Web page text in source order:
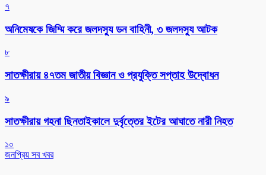
৭
অনিমেষকে জিম্মি করে জলদস্যু ডন বাহিনী, ৩ জলদস্যু আটক
৮
সাতক্ষীরায় ৪৭তম জাতীয় বিজ্ঞান ও প্রযুক্তি সপ্তাহ উদ্বোধন
৯
সাতক্ষীরায় গহনা ছিনতাইকালে দুর্বৃত্তের ইটের আঘাতে নারী নিহত
১০
জনপ্রিয় সব খবর